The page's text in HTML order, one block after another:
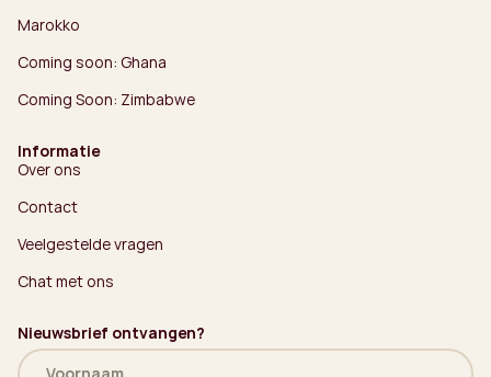
Marokko
Coming soon: Ghana
Coming Soon: Zimbabwe
Informatie
Over ons
Contact
Veelgestelde vragen
Chat met ons
Nieuwsbrief ontvangen?
Naam